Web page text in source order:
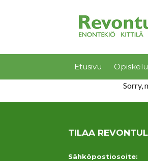
Etusivu
Sorry,
TILAA
Sähköpostiosoite: